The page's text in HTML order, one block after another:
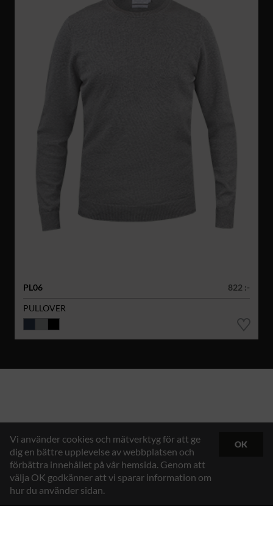
PL06
822 :-
PULLOVER
Vi använder cookies och mätverktyg för att ge
dig en bättre upplevelse av webbplatsen och
förbättra innehållet på vår hemsida. Genom att
välja OK godkänner att vi sparar information om
hur du använder sidan.
OK